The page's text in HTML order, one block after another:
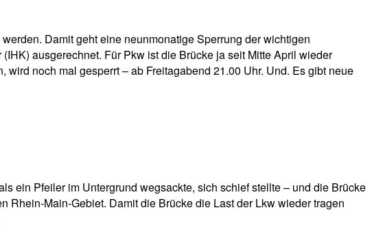
Damit geht eine neunmonatige Sperrung der wichtigen
ausgerechnet. Für Pkw ist die Brücke ja seit Mitte April wieder
noch mal gesperrt – ab Freitagabend 21.00 Uhr. Und. Es gibt neue
ein Pfeiler im Untergrund wegsackte, sich schief stellte – und die Brücke
Main-Gebiet. Damit die Brücke die Last der Lkw wieder tragen